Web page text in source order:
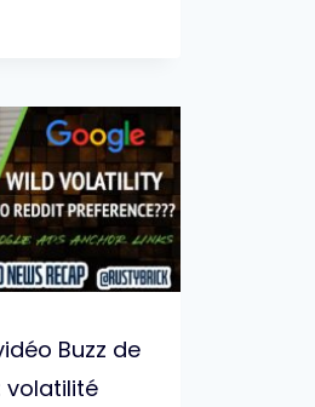
Buzz de
volatilité